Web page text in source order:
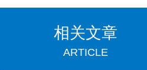
相关文章
ARTICLE